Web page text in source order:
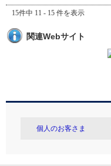
15件中 11 - 15 件を表示
関連Webサイト
個人のお客さま